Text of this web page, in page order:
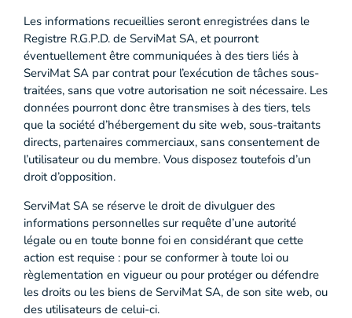
Les informations recueillies seront enregistrées dans le
Registre R.G.P.D. de ServiMat SA, et pourront
éventuellement être communiquées à des tiers liés à
ServiMat SA par contrat pour l’exécution de tâches sous-
traitées, sans que votre autorisation ne soit nécessaire. Les
données pourront donc être transmises à des tiers, tels
que la société d’hébergement du site web, sous-traitants
directs, partenaires commerciaux, sans consentement de
l’utilisateur ou du membre. Vous disposez toutefois d’un
droit d’opposition.
ServiMat SA se réserve le droit de divulguer des
informations personnelles sur requête d’une autorité
légale ou en toute bonne foi en considérant que cette
action est requise : pour se conformer à toute loi ou
règlementation en vigueur ou pour protéger ou défendre
les droits ou les biens de ServiMat SA, de son site web, ou
des utilisateurs de celui-ci.